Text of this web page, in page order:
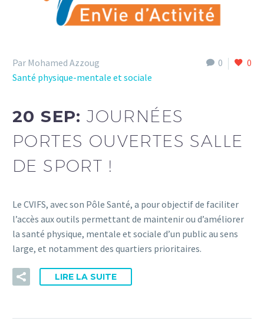
0 0
Par Mohamed Azzoug
Santé physique-mentale et sociale
20 SEP:JOURNÉES
PORTES OUVERTES SALLE
DE SPORT !
Le CVIFS, avec son Pôle Santé, a pour objectif de faciliter
l’accès aux outils permettant de maintenir ou d’améliorer
la santé physique, mentale et sociale d’un public au sens
large, et notamment des quartiers prioritaires.
LIRE LA SUITE